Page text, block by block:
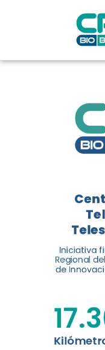
El
Biobío
tres
digital a
Leer
Iniciativa
Regional
de